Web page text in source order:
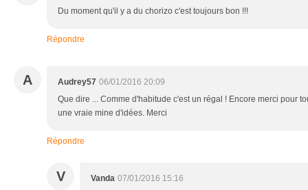
Du moment qu'il y a du chorizo c'est toujours bon !!!
Répondre
A Audrey57 06/01/2016 20:09
Que dire ... Comme d'habitude c'est un régal ! Encore merci pour
une vraie mine d'idées. Merci
Répondre
V Vanda 07/01/2016 15:16